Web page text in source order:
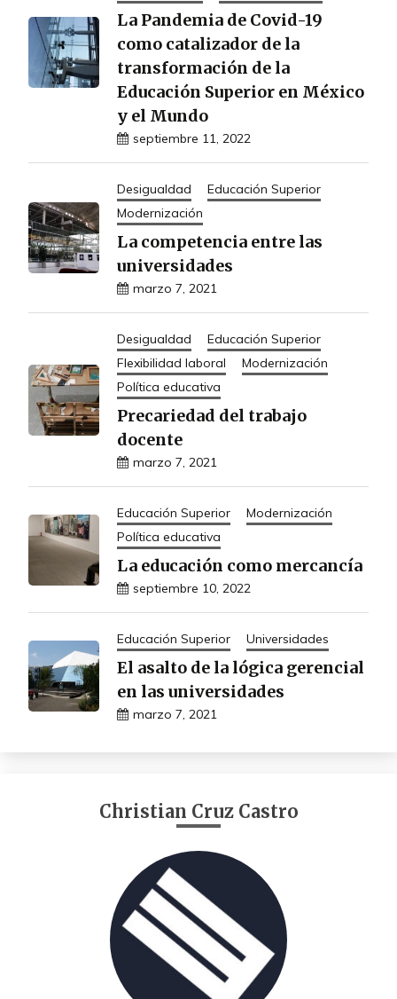
La Pandemia de Covid-19
como catalizador de la
transformación de la
Educación Superior en México
y el Mundo
septiembre 11, 2022
Desigualdad
Educación Superior
Modernización
La competencia entre las
universidades
marzo 7, 2021
Desigualdad
Educación Superior
Flexibilidad laboral
Modernización
Política educativa
Precariedad del trabajo
docente
marzo 7, 2021
Educación Superior
Modernización
Política educativa
La educación como mercancía
septiembre 10, 2022
Educación Superior Universidades
El asalto de la lógica gerencial
en las universidades
marzo 7, 2021
Christian Cruz Castro